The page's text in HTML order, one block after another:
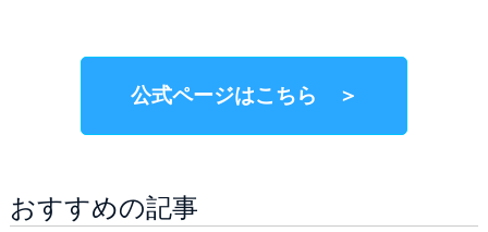
公式ページはこちら ＞
おすすめの記事